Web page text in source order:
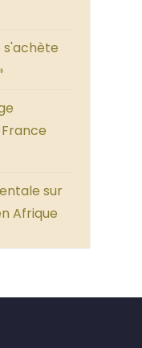
s'achète
sur
Afrique